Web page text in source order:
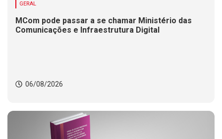
GERAL
MCom pode passar a se chamar Ministério das
Comunicações e Infraestrutura Digital
06/08/2026